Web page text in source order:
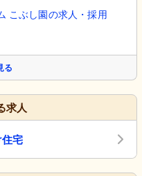
こぶし園の求人・採用
る
求人
宅